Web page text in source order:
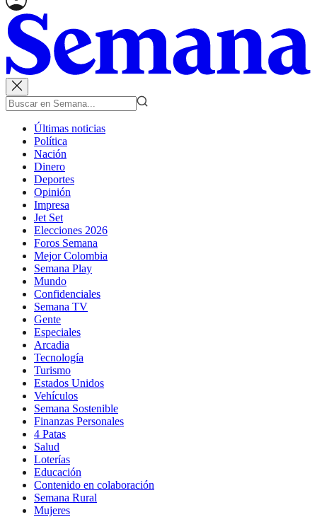
Últimas noticias
Política
Nación
Dinero
Deportes
Opinión
Impresa
Jet Set
Elecciones 2026
Foros Semana
Mejor Colombia
Semana Play
Mundo
Confidenciales
Semana TV
Gente
Especiales
Arcadia
Tecnología
Turismo
Estados Unidos
Vehículos
Semana Sostenible
Finanzas Personales
4 Patas
Salud
Loterías
Educación
Contenido en colaboración
Semana Rural
Mujeres